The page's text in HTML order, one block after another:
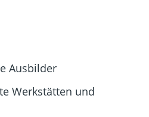
Ausbilder
Werkstätten und